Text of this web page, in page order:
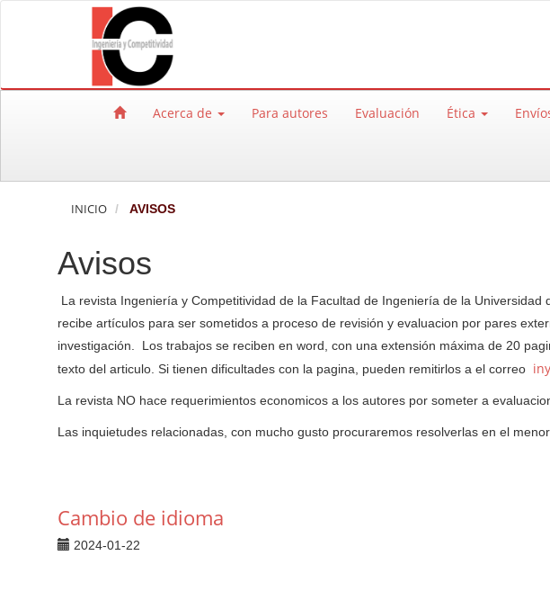
Salto rápido al contenido de la página
Navegación principal
Contenido principal
Barra lateral
Acerca de Para autores Evaluación Ética
INICIO AVISOS
Avisos
La revista Ingeniería y Competitividad de la Facultad de Ingeniería de la
recibe artículos para ser sometidos a proceso de revisión y evaluacion por pares
investigación. Los trabajos se reciben en word, con una extensión máxima de 20
texto del articulo. Si tienen dificultades con la pagina, pueden remitirlos a el correo
La revista NO hace requerimientos economicos a los autores por someter a
Las inquietudes relacionadas, con mucho gusto procuraremos resolverlas en el
Cambio de idioma
2024-01-22